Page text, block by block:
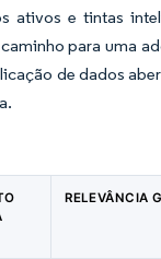
ativos e tintas
para uma
de dados
RELEVÂNCIA